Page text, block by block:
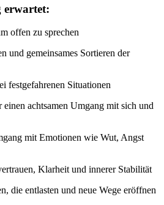
erwartet:
offen zu sprechen
und gemeinsames Sortieren der
festgefahrenen Situationen
achtsamen Umgang mit sich und
mit Emotionen wie Wut, Angst
Klarheit und innerer Stabilität
die entlasten und neue Wege eröffnen